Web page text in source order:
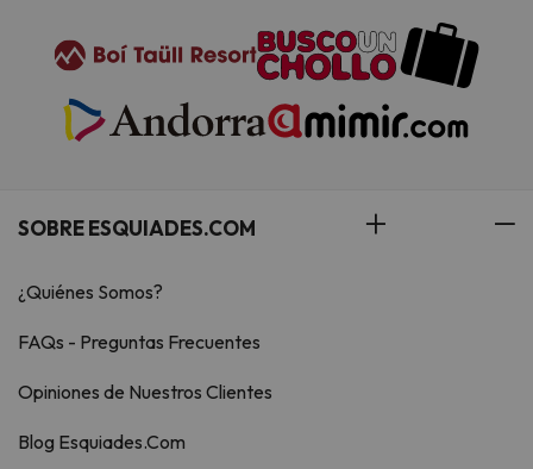
SOBRE ESQUIADES.COM
¿Quiénes Somos?
FAQs - Preguntas Frecuentes
Opiniones de Nuestros Clientes
Blog Esquiades.Com